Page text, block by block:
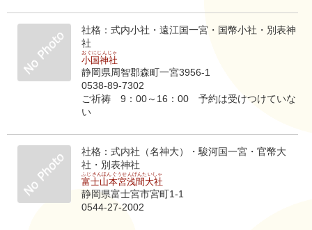
社格：式内小社・遠江国一宮・国幣小社・別表神
社
小国神社
おぐにじんじゃ
静岡県周智郡森町一宮3956-1
0538-89-7302
ご祈祷 9：00～16：00 予約は受けつけていな
い
社格：式内社（名神大）・駿河国一宮・官幣大
社・別表神社
富士山本宮浅間大社
ふじさんほんぐうせんげんたいしゃ
静岡県富士宮市宮町1-1
0544-27-2002